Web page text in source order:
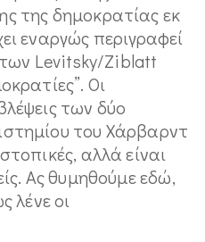
της δημοκρατίας εκ
εναργώς περιγραφεί
των Levitsky/Ziblatt
Οι
των δύο
του Χάρβαρντ
αλλά είναι
Ας θυμηθούμε εδώ,
λένε οι